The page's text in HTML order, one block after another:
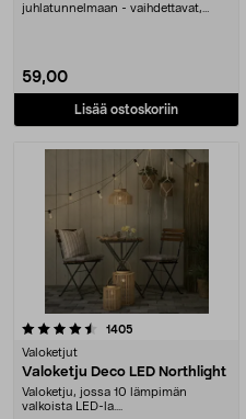
juhlatunnelmaan - vaihdettavat,
59,00
Lisää ostoskoriin
1405
Valoketjut
Valoketju Deco LED Northlight
Valoketju, jossa 10 lämpimän
valkoista LED-la....
4.5 viidestä tähdestä